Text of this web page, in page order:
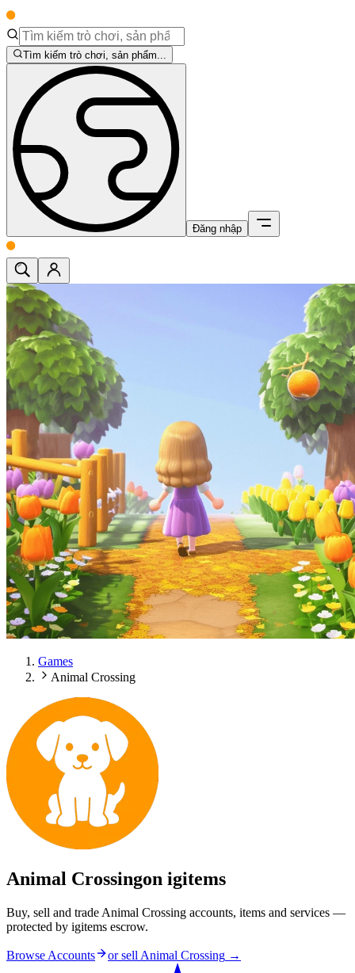
Tìm kiếm trò chơi, sản phẩm...
Đăng nhập
Games
Animal Crossing
Animal Crossingon igitems
Buy, sell and trade Animal Crossing accounts, items and services —
protected by igitems escrow.
Browse Accounts or sell Animal Crossing →